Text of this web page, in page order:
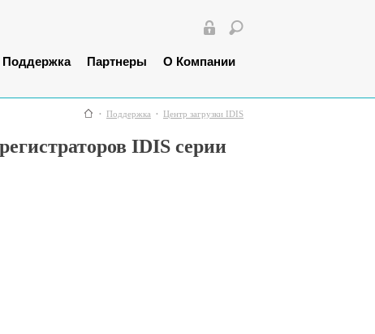
Поддержка Партнеры О Компании
Поддержка Центр загрузки IDIS
IDIS серии